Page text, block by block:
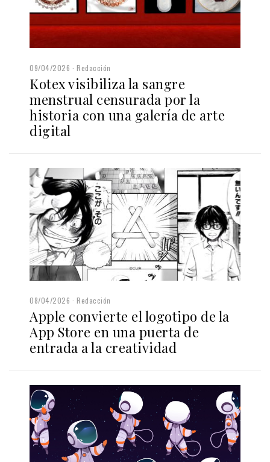
09/04/2026 Redacción
Kotex visibiliza la sangre
menstrual censurada por la
historia con una galería de arte
digital
08/04/2026 Redacción
Apple convierte el logotipo de la
App Store en una puerta de
entrada a la creatividad